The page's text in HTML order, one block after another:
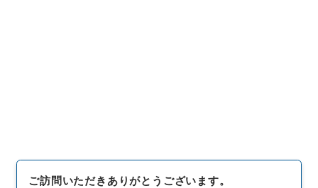
ご訪問いただきありがとうございます。